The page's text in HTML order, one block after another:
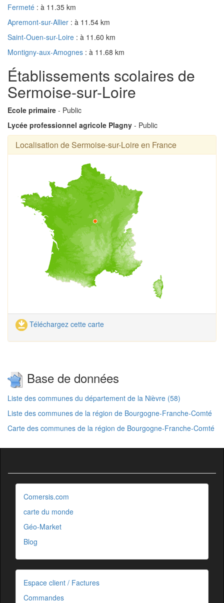
Fermeté : à 11.35 km
Apremont-sur-Allier : à 11.54 km
Saint-Ouen-sur-Loire : à 11.60 km
Montigny-aux-Amognes : à 11.68 km
Établissements scolaires de
Sermoise-sur-Loire
Ecole primaire - Public
Lycée professionnel agricole Plagny - Public
Localisation de Sermoise-sur-Loire en France
Téléchargez cette carte
Base de données
Liste des communes du département de la Nièvre (58)
Liste des communes de la région de Bourgogne-Franche-Comté
Carte des communes de la région de Bourgogne-Franche-Comté
Comersis.com
carte du monde
Géo-Market
Blog
Espace client / Factures
Commandes